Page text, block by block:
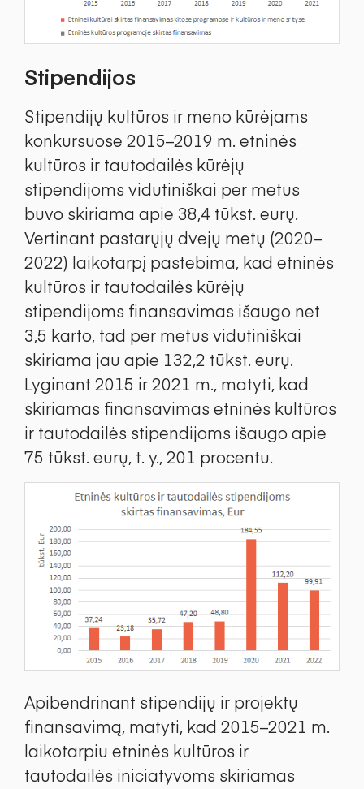
Stipendijos
Stipendijų kultūros ir meno kūrėjams
konkursuose 2015–2019 m. etninės
kultūros ir tautodailės kūrėjų
stipendijoms vidutiniškai per metus
buvo skiriama apie 38,4 tūkst. eurų.
Vertinant pastarųjų dvejų metų (2020–
2022) laikotarpį pastebima, kad etninės
kultūros ir tautodailės kūrėjų
stipendijoms finansavimas išaugo net
3,5 karto, tad per metus vidutiniškai
skiriama jau apie 132,2 tūkst. eurų.
Lyginant 2015 ir 2021 m., matyti, kad
skiriamas finansavimas etninės kultūros
ir tautodailės stipendijoms išaugo apie
75 tūkst. eurų, t. y., 201 procentu.
Apibendrinant stipendijų ir projektų
finansavimą, matyti, kad 2015–2021 m.
laikotarpiu etninės kultūros ir
tautodailės iniciatyvoms skiriamas